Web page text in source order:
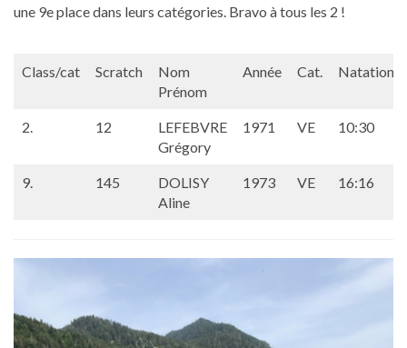
une 9e place dans leurs catégories. Bravo à tous les 2 !
Class/cat Scratch
Nom
Prénom
Année Cat. Natation
2. 12
LEFEBVRE
Grégory
1971 VE 10:30
9. 145
DOLISY
Aline
1973 VE 16:16